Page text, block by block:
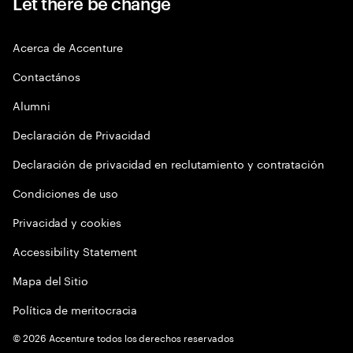
Acerca de Accenture
Contactános
Alumni
Declaración de Privacidad
Declaración de privacidad en reclutamiento y contratación
Condiciones de uso
Privacidad y cookies
Accessibility Statement
Mapa del Sitio
Política de meritocracia
©2026 Accenture todos los derechos reservados